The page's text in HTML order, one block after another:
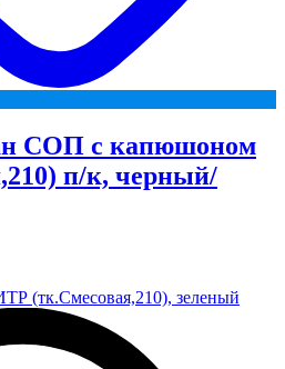
СОП с капюшоном
п/к, черный/